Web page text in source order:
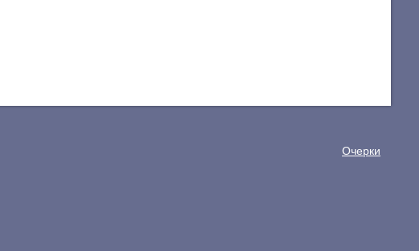
Очерки